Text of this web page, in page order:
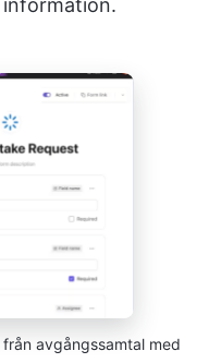
avgångssamtal med